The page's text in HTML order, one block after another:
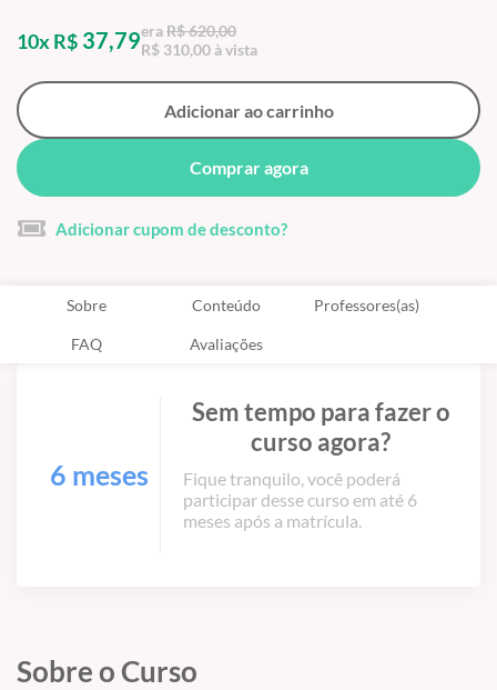
10x R$ 37,79eraR$ 620,00
R$ 310,00 à vista
Adicionar ao carrinho
Comprar agora
Adicionar cupom de desconto?
Sobre Conteúdo Professores(as)
FAQ Avaliações
6 meses
Sem tempo para fazer o
curso agora?
Fique tranquilo, você poderá
participar desse curso em até 6
meses após a matrícula.
Sobre o Curso